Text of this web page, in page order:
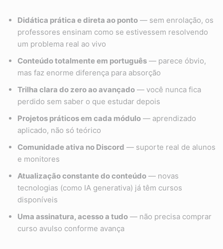
Didática prática e direta ao ponto — sem enrolação, os
professores ensinam como se estivessem resolvendo
um problema real ao vivo
Conteúdo totalmente em português — parece óbvio,
mas faz enorme diferença para absorção
Trilha clara do zero ao avançado — você nunca fica
perdido sem saber o que estudar depois
Projetos práticos em cada módulo — aprendizado
aplicado, não só teórico
Comunidade ativa no Discord — suporte real de alunos
e monitores
Atualização constante do conteúdo — novas
tecnologias (como IA generativa) já têm cursos
disponíveis
Uma assinatura, acesso a tudo — não precisa comprar
curso avulso conforme avança